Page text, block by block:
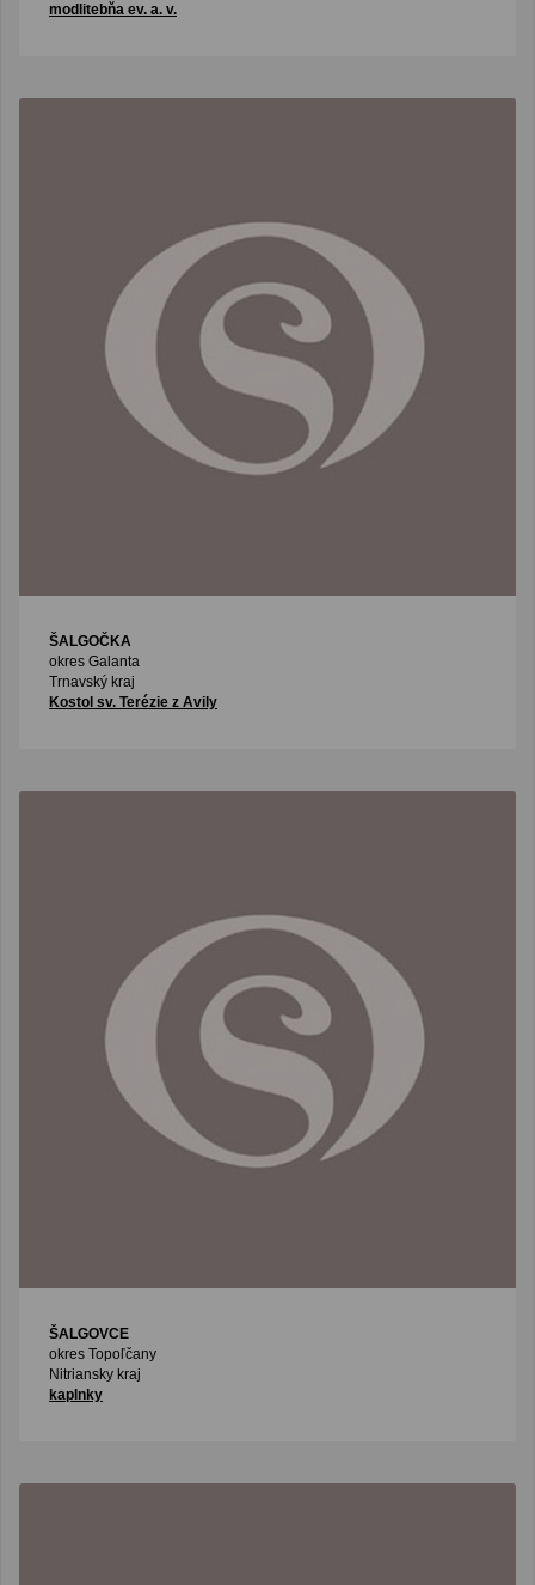
modlitebňa ev. a. v.
ŠALGOČKA
okres Galanta
Trnavský kraj
Kostol sv. Terézie z Avily
ŠALGOVCE
okres Topoľčany
Nitriansky kraj
kaplnky